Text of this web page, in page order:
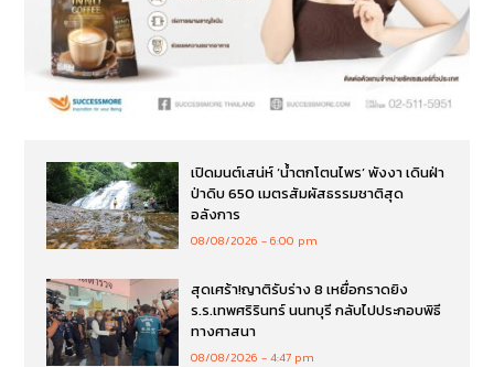
เปิดมนต์เสน่ห์ ‘น้ำตกโตนไพร’ พังงา เดินฝ่า
ป่าดิบ 650 เมตรสัมผัสธรรมชาติสุด
อลังการ
08/08/2026 6:00 pm
สุดเศร้า!ญาติรับร่าง 8 เหยื่อกราดยิง
ร.ร.เทพศริรินทร์ นนทบุรี กลับไปประกอบพิธี
ทางศาสนา
08/08/2026 4:47 pm